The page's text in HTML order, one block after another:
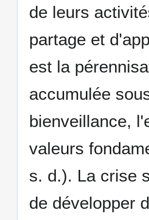
de leurs
partage et
est la
accumulée
bienveillance,
valeurs
s. d.). La crise
de développer